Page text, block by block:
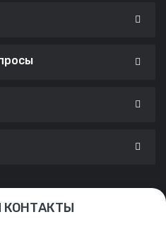
Cherry Lab Agency